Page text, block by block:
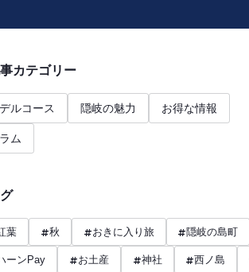
カテゴリー
ルコース 隠岐の魅力 お得な情報
ム
葉 #秋 #おきに入り旅 #隠岐の島町
ーンPay #お土産 #神社 #西ノ島